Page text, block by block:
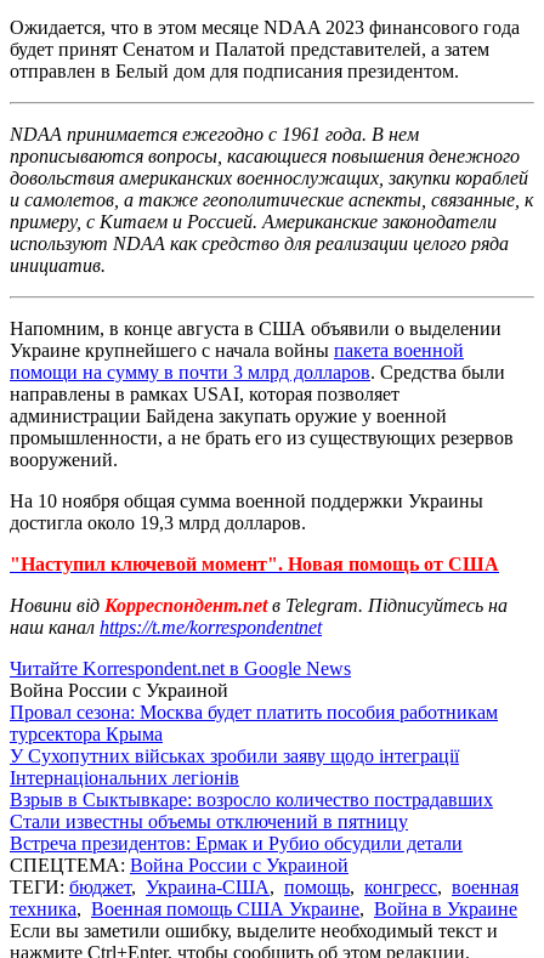
Ожидается, что в этом месяце NDAA 2023 финансового года
будет принят Сенатом и Палатой представителей, а затем
отправлен в Белый дом для подписания президентом.
NDAA принимается ежегодно с 1961 года. В нем
прописываются вопросы, касающиеся повышения денежного
довольствия американских военнослужащих, закупки кораблей
и самолетов, а также геополитические аспекты, связанные, к
примеру, с Китаем и Россией. Американские законодатели
используют NDAA как средство для реализации целого ряда
инициатив.
Напомним, в конце августа в США объявили о выделении
Украине крупнейшего с начала войны пакета военной
помощи на сумму в почти 3 млрд долларов. Средства были
направлены в рамках USAI, которая позволяет
администрации Байдена закупать оружие у военной
промышленности, а не брать его из существующих резервов
вооружений.
На 10 ноября общая сумма военной поддержки Украины
достигла около 19,3 млрд долларов.
"Наступил ключевой момент". Новая помощь от США
Новини від Корреспондент.netв Telegram. Підписуйтесь на
наш канал https://t.me/korrespondentnet
Читайте Korrespondent.net в Google News
Война России с Украиной
Провал сезона: Москва будет платить пособия работникам
турсектора Крыма
У Сухопутних військах зробили заяву щодо інтеграції
Інтернаціональних легіонів
Взрыв в Сыктывкаре: возросло количество пострадавших
Стали известны объемы отключений в пятницу
Встреча президентов: Ермак и Рубио обсудили детали
СПЕЦТЕМА: Война России с Украиной
ТЕГИ: бюджет, Украина-США, помощь, конгресс, военная
техника, Военная помощь США Украине, Война в Украине
Если вы заметили ошибку, выделите необходимый текст и
нажмите Ctrl+Enter, чтобы сообщить об этом редакции.